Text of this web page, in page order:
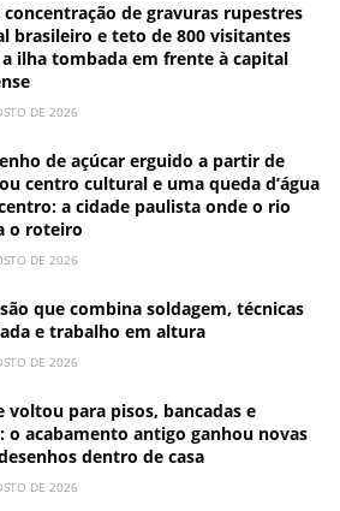
de gravuras rupestres
brasileiro e teto de 800 visitantes
ilha tombada em frente à capital
DE 2026
de açúcar erguido a partir de
centro cultural e uma queda d’água
a cidade paulista onde o rio
o roteiro
DE 2026
que combina soldagem, técnicas
e trabalho em altura
DE 2026
voltou para pisos, bancadas e
o acabamento antigo ganhou novas
dentro de casa
DE 2026